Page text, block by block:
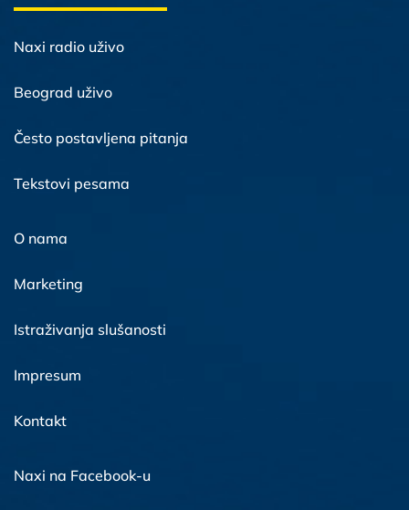
Naxi radio uživo
Beograd uživo
Često postavljena pitanja
Tekstovi pesama
O nama
Marketing
Istraživanja slušanosti
Impresum
Kontakt
Naxi na Facebook-u